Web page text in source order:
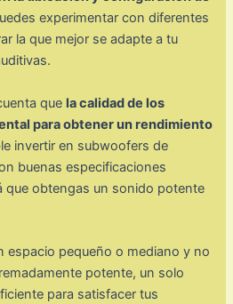
experimentar con diferentes
la que mejor se adapte a tu
que la calidad de los
para obtener un rendimiento
invertir en subwoofers de
buenas especificaciones
que obtengas un sonido potente
espacio pequeño o mediano y no
potente, un solo
para satisfacer tus